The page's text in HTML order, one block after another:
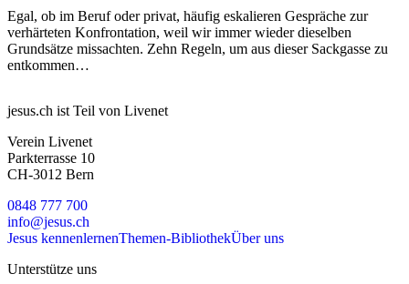
Egal, ob im Beruf oder privat, häufig eskalieren Gespräche zur
verhärteten Konfrontation, weil wir immer wieder dieselben
Grundsätze missachten. Zehn Regeln, um aus dieser Sackgasse zu
entkommen…
jesus.ch ist Teil von Livenet
Verein Livenet
Parkterrasse 10
CH-3012 Bern
0848 777 700
info@jesus.ch
Jesus kennenlernenThemen-BibliothekÜber uns
Unterstütze uns